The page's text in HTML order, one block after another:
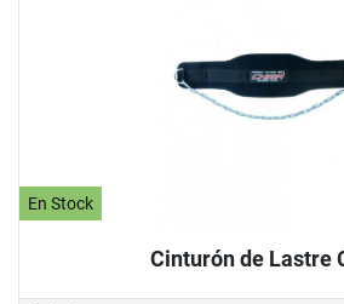
En Stock
Cinturón de Lastre